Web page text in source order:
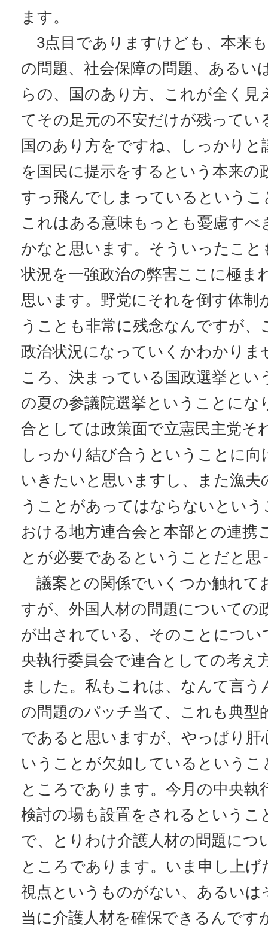
ます。
3点目でありますけども、本来
の問題、社会保障の問題、あるい
らの、国のあり方、これが全く見
てその足元の不安だけが残ってい
国のあり方をですね、しっかりと
を国民に提示をするという本来の
すっ飛んでしまっているという
これはある意味もっとも憂慮すべ
かなと思います。そういったこと
状況を一強政治の弊害ここに極ま
思います。野党にそれを倒す体制
うことも非常に残念なんですが
政治状況になっていくかわかりま
ころ、決まっている国政選挙とい
の夏の参議院選挙ということにな
合としては政策面で立憲民主党そ
しっかり結び合うということに向
いきたいと思いますし、また漁夫
うことがあってはならないとい
おける地方連合会と本部との連携
とが必要であるということだと思
議案との関係でいくつか触れて
すが、外国人材の問題についての
が出されている、そのことについ
央執行委員会で連合としての考え
ました。私もこれは、なんて言う
の問題のパッチ当て、これも典型
であると思いますが、やっぱり肝
いうことが欠如しているというこ
ところであります。今月の中央執
検討の場も設置をされるというこ
で、とりわけ介護人材の問題につ
ところであります。いま申し上
視点というものがない、あるいは
当に介護人材を確保できるんです